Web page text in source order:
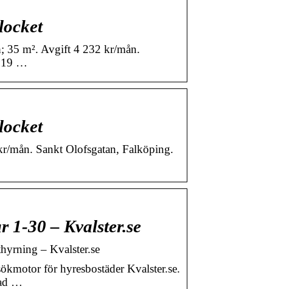
35 m². Avgift 4 232 kr/mån.
…
mån. Sankt Olofsgatan, Falköping.
1-30 – Kvalster.se
– Kvalster.se
för hyresbostäder Kvalster.se.
…